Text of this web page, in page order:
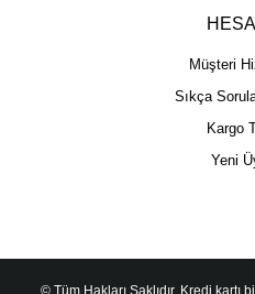
Müşteri
Sıkça
Kargo
Yeni